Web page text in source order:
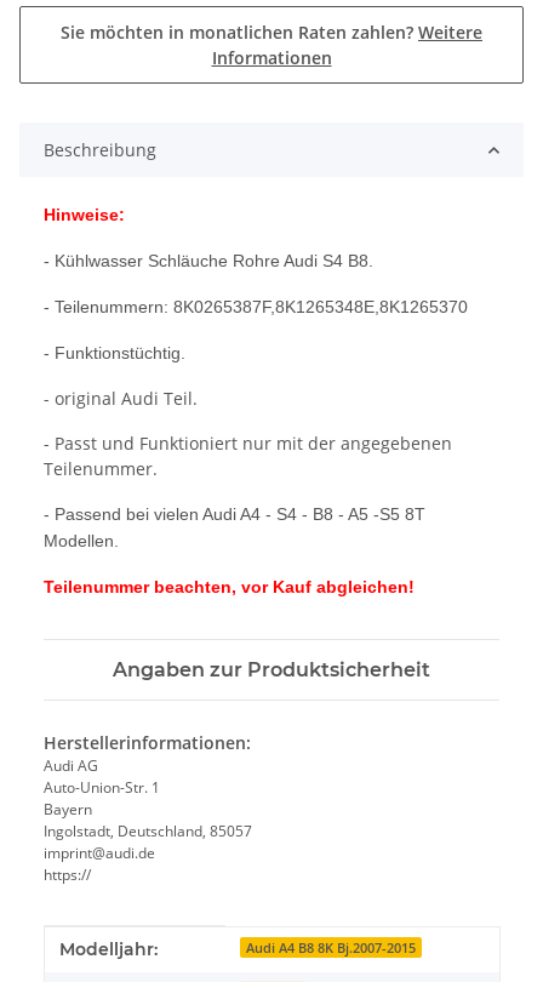
Sie möchten in monatlichen Raten zahlen? Weitere
Informationen
Beschreibung
Hinweise:
- Kühlwasser Schläuche Rohre Audi S4 B8.
- Teilenummern: 8K0265387F,8K1265348E,8K1265370
- Funktionstüchtig.
- original Audi Teil.
- Passt und Funktioniert nur mit der angegebenen
Teilenummer.
- Passend bei vielen Audi A4 - S4 - B8 - A5 -S5 8T
Modellen.
Teilenummer beachten, vor Kauf abgleichen!
Angaben zur Produktsicherheit
Herstellerinformationen:
Audi AG
Auto-Union-Str. 1
Bayern
Ingolstadt, Deutschland, 85057
imprint@audi.de
https://
Produkteigenschaft
Wert
Modelljahr: Audi A4 B8 8K Bj.2007-2015